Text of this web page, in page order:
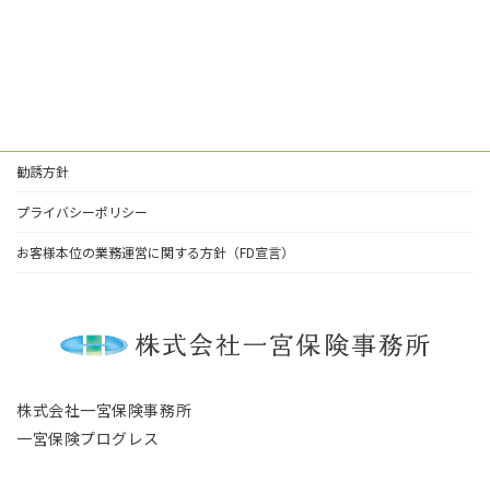
勧誘方針
プライバシーポリシー
お客様本位の業務運営に関する方針（FD宣言）
株式会社一宮保険事務所
一宮保険プログレス